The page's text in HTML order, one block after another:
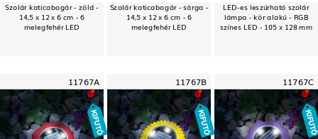
Szolár katicabogár - zöld -
14,5 x 12 x 6 cm - 6
melegfehér LED
Szolár katicabogár - sárga -
14,5 x 12 x 6 cm - 6
melegfehér LED
LED-es leszúrható szolár
lámpa - kör alakú - RGB
színes LED - 105 x 128 mm
11767A 11767B 11767C